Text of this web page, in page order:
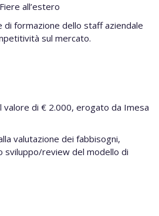
all’estero
di formazione dello staff aziendale
sul mercato.
valore di € 2.000, erogato da Imesa
valutazione dei fabbisogni,
sviluppo/review del modello di